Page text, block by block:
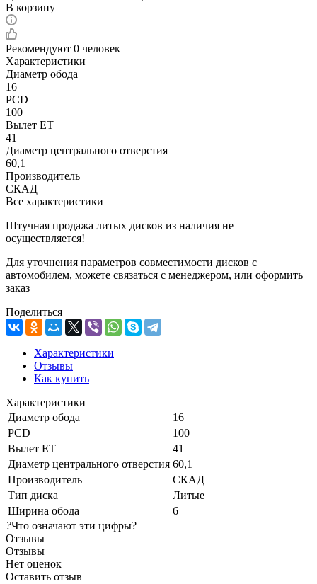
В корзину
Рекомендуют 0 человек
Характеристики
Диаметр обода
16
PCD
100
Вылет ET
41
Диаметр центрального отверстия
60,1
Производитель
СКАД
Все характеристики
Штучная продажа литых дисков из наличия не
осуществляется!
Для уточнения параметров совместимости дисков с
автомобилем, можете связаться с менеджером, или оформить
заказ
Поделиться
Характеристики
Отзывы
Как купить
Характеристики
Диаметр обода
16
PCD
100
Вылет ET
41
Диаметр центрального отверстия 60,1
Производитель
СКАД
Тип диска
Литые
Ширина обода
6
?Что означают эти цифры?
Отзывы
Отзывы
Нет оценок
Оставить отзыв